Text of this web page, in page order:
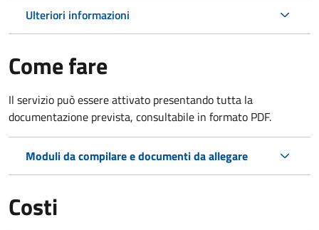
Ulteriori informazioni
Come fare
Il servizio può essere attivato presentando tutta la
documentazione prevista, consultabile in formato PDF.
Moduli da compilare e documenti da allegare
Costi